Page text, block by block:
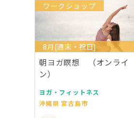
ワークショップ
8月[週末・祝日]
朝ヨガ瞑想 （オンライ
ン）
ヨガ・フィットネス
沖縄県 宮古島市